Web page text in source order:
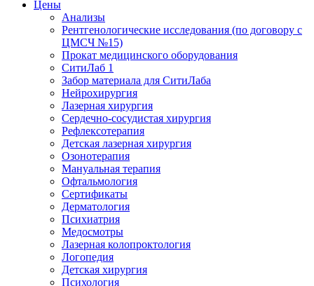
Цены
Анализы
Рентгенологические исследования (по договору с
ЦМСЧ №15)
Прокат медицинского оборудования
СитиЛаб 1
Забор материала для СитиЛаба
Нейрохирургия
Лазерная хирургия
Сердечно-сосудистая хирургия
Рефлексотерапия
Детская лазерная хирургия
Озонотерапия
Мануальная терапия
Офтальмология
Сертификаты
Дерматология
Психиатрия
Медосмотры
Лазерная колопроктология
Логопедия
Детская хирургия
Психология